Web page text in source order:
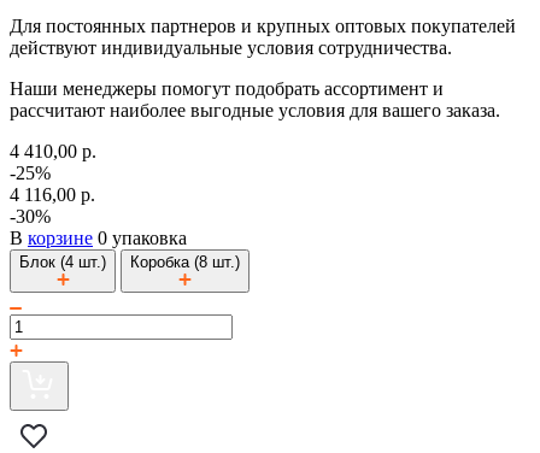
Для постоянных партнеров и крупных оптовых покупателей
действуют индивидуальные условия сотрудничества.
Наши менеджеры помогут подобрать ассортимент и
рассчитают наиболее выгодные условия для вашего заказа.
4 410,00 р.
-25%
4 116,00 р.
-30%
В корзине 0 упаковка
Блок (4 шт.) Коробка (8 шт.)